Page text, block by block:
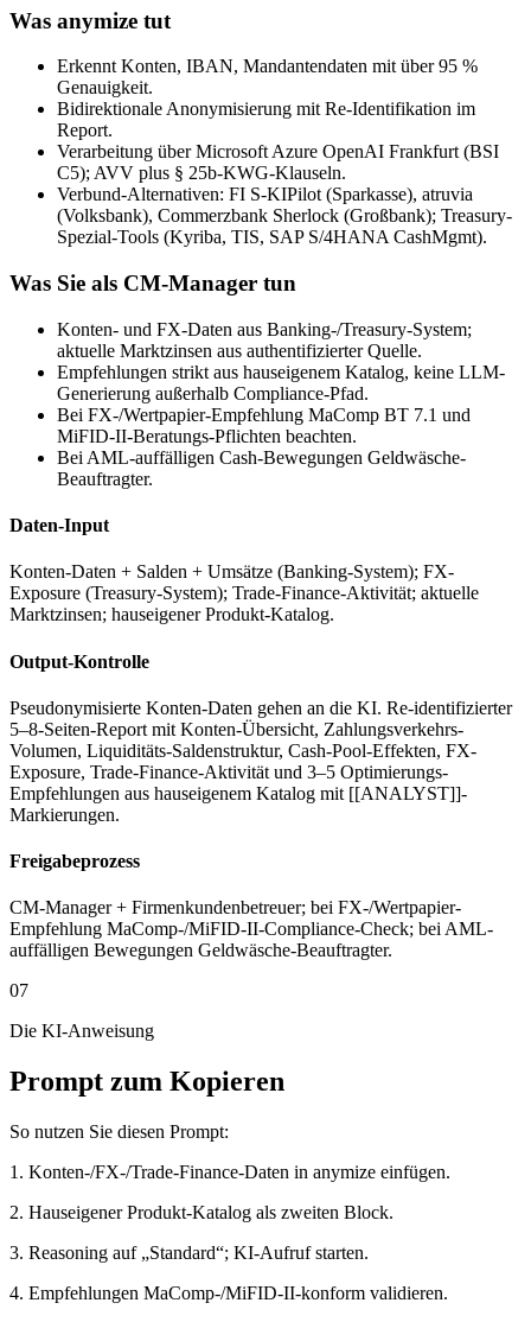
Was anymize tut
Erkennt Konten, IBAN, Mandantendaten mit über 95 %
Genauigkeit.
Bidirektionale Anonymisierung mit Re-Identifikation im
Report.
Verarbeitung über Microsoft Azure OpenAI Frankfurt (BSI
C5); AVV plus § 25b-KWG-Klauseln.
Verbund-Alternativen: FI S-KIPilot (Sparkasse), atruvia
(Volksbank), Commerzbank Sherlock (Großbank); Treasury-
Spezial-Tools (Kyriba, TIS, SAP S/4HANA CashMgmt).
Was Sie als CM-Manager tun
Konten- und FX-Daten aus Banking-/Treasury-System;
aktuelle Marktzinsen aus authentifizierter Quelle.
Empfehlungen strikt aus hauseigenem Katalog, keine LLM-
Generierung außerhalb Compliance-Pfad.
Bei FX-/Wertpapier-Empfehlung MaComp BT 7.1 und
MiFID-II-Beratungs-Pflichten beachten.
Bei AML-auffälligen Cash-Bewegungen Geldwäsche-
Beauftragter.
Daten-Input
Konten-Daten + Salden + Umsätze (Banking-System); FX-
Exposure (Treasury-System); Trade-Finance-Aktivität; aktuelle
Marktzinsen; hauseigener Produkt-Katalog.
Output-Kontrolle
Pseudonymisierte Konten-Daten gehen an die KI. Re-identifizierter
5–8-Seiten-Report mit Konten-Übersicht, Zahlungsverkehrs-
Volumen, Liquiditäts-Saldenstruktur, Cash-Pool-Effekten, FX-
Exposure, Trade-Finance-Aktivität und 3–5 Optimierungs-
Empfehlungen aus hauseigenem Katalog mit [[ANALYST]]-
Markierungen.
Freigabeprozess
CM-Manager + Firmenkundenbetreuer; bei FX-/Wertpapier-
Empfehlung MaComp-/MiFID-II-Compliance-Check; bei AML-
auffälligen Bewegungen Geldwäsche-Beauftragter.
07
Die KI-Anweisung
Prompt zum Kopieren
So nutzen Sie diesen Prompt:
1. Konten-/FX-/Trade-Finance-Daten in anymize einfügen.
2. Hauseigener Produkt-Katalog als zweiten Block.
3. Reasoning auf „Standard“; KI-Aufruf starten.
4. Empfehlungen MaComp-/MiFID-II-konform validieren.